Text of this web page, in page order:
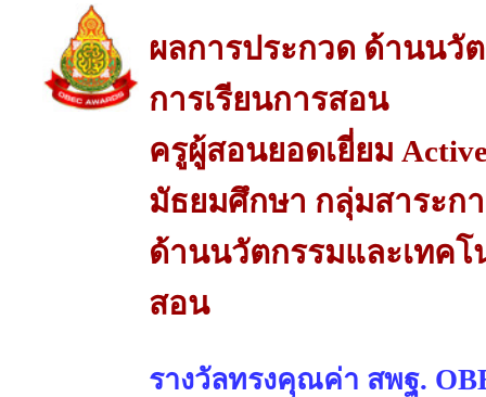
ผลการประกวด ด้านนวั
การเรียนการสอน
ครูผู้สอนยอดเยี่ยม
มัธยมศึกษา กลุ่มสาระก
ด้านนวัตกรรมและเทคโ
สอน
รางวัลทรงคุณค่า สพฐ.